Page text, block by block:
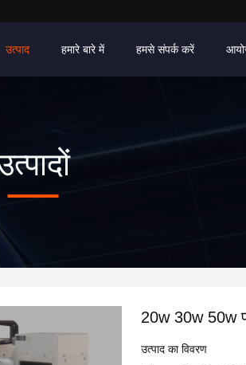
उत्पाद हमारे बारे में हमसे संपर्क करें
20w 30w 50w
उत्पाद का विवरण